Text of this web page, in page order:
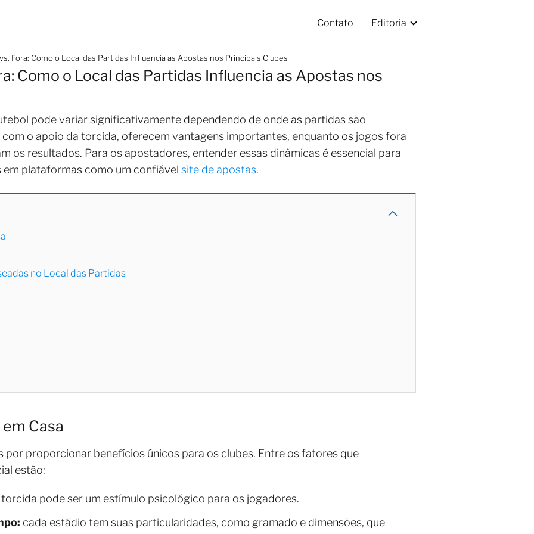
Contato Editoria
Fora: Como o Local das Partidas Influencia as Apostas nos Principais Clubes
Como o Local das Partidas Influencia as Apostas nos
pode variar significativamente dependendo de onde as partidas são
com o apoio da torcida, oferecem vantagens importantes, enquanto os jogos fora
os resultados. Para os apostadores, entender essas dinâmicas é essencial para
plataformas como um confiável site de apostas.
no Local das Partidas
Casa
por proporcionar benefícios únicos para os clubes. Entre os fatores que
estão:
pode ser um estímulo psicológico para os jogadores.
cada estádio tem suas particularidades, como gramado e dimensões, que